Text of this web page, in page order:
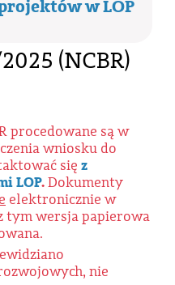
w LOP
(NCBR)
procedowane są w
wniosku do
się z
LOP.Dokumenty
elektronicznie w
tym wersja papierowa
nie